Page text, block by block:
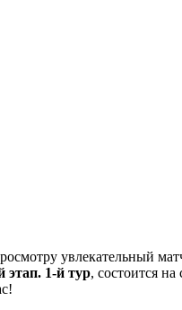
увлекательный
1-й тур, состоится